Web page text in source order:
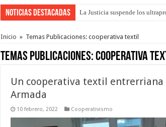
Noticias Destacadas Se presentará la obra “La
Inicio » Temas Publicaciones: cooperativa textil
Temas Publicaciones:cooperativa
Un cooperativa textil entrerriana
Armada
10 febrero, 2022 Cooperativismo